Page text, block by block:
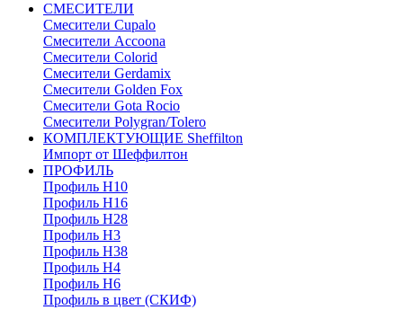
СМЕСИТЕЛИ
Cмесители Cupalo
Смесители Accoona
Смесители Colorid
Смесители Gerdamix
Смесители Golden Fox
Смесители Gota Rocio
Смесители Polygran/Tolero
КОМПЛЕКТУЮЩИЕ Sheffilton
Импорт от Шеффилтон
ПРОФИЛЬ
Профиль H10
Профиль H16
Профиль H28
Профиль H3
Профиль H38
Профиль H4
Профиль H6
Профиль в цвет (СКИФ)